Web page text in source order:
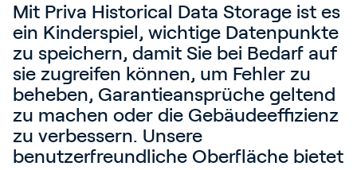
Service und Support
Partners
Academy
Anmelden
Mit Priva Historical Data Storage ist es
ein Kinderspiel, wichtige Datenpunkte
zu speichern, damit Sie bei Bedarf auf
sie zugreifen können, um Fehler zu
beheben, Garantieansprüche geltend
zu machen oder die Gebäudeeffizienz
zu verbessern. Unsere
benutzerfreundliche Oberfläche bietet